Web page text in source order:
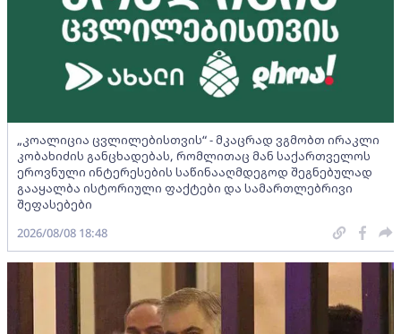
„კოალიცია ცვლილებისთვის“ - მკაცრად ვგმობთ ირაკლი
კობახიძის განცხადებას, რომლითაც მან საქართველოს
ეროვნული ინტერესების საწინააღმდეგოდ შეგნებულად
გააყალბა ისტორიული ფაქტები და სამართლებრივი
შეფასებები
2026/08/08 18:48